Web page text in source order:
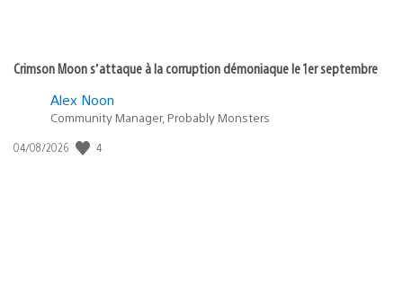
Crimson Moon s’attaque à la corruption démoniaque le 1er septembre
Alex Noon
Community Manager, Probably Monsters
Date
04/08/2026 4